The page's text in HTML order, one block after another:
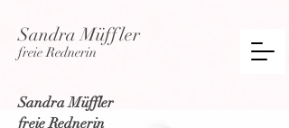
Sandra Müffler
freie Rednerin
Sandra Müffler
freie Rednerin